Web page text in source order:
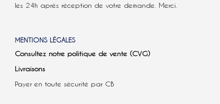
les 24h après réception de votre demande. Merci.
MENTIONS LÉGALES
Consultez notre politique de vente (CVG)
Livraisons
Payer en toute sécurité par CB